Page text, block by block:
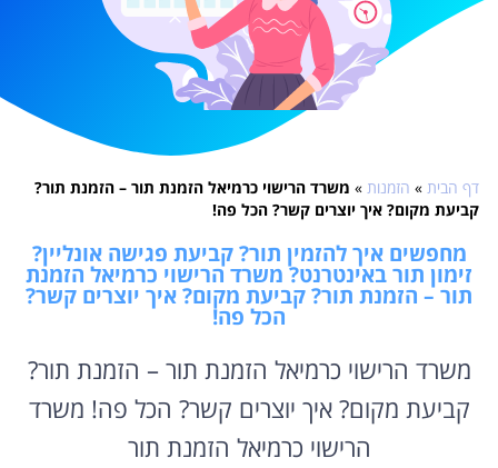
דף הבית » הזמנות » משרד הרישוי כרמיאל הזמנת תור – הזמנת תור?
קביעת מקום? איך יוצרים קשר? הכל פה!
מחפשים איך להזמין תור? קביעת פגישה אונליין?
זימון תור באינטרנט? משרד הרישוי כרמיאל הזמנת
תור – הזמנת תור? קביעת מקום? איך יוצרים קשר?
הכל פה!
משרד הרישוי כרמיאל הזמנת תור – הזמנת תור?
קביעת מקום? איך יוצרים קשר? הכל פה! משרד
הרישוי כרמיאל הזמנת תור